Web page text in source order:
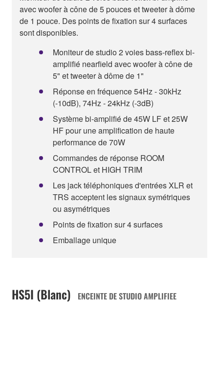
avec woofer à cône de 5 pouces et tweeter à dôme
de 1 pouce. Des points de fixation sur 4 surfaces
sont disponibles.
Moniteur de studio 2 voies bass-reflex bi-
amplifié nearfield avec woofer à cône de
5" et tweeter à dôme de 1"
Réponse en fréquence 54Hz - 30kHz
(-10dB), 74Hz - 24kHz (-3dB)
Système bi-amplifié de 45W LF et 25W
HF pour une amplification de haute
performance de 70W
Commandes de réponse ROOM
CONTROL et HIGH TRIM
Les jack téléphoniques d'entrées XLR et
TRS acceptent les signaux symétriques
ou asymétriques
Points de fixation sur 4 surfaces
Emballage unique
HS5I (Blanc) ENCEINTE DE STUDIO AMPLIFIEE